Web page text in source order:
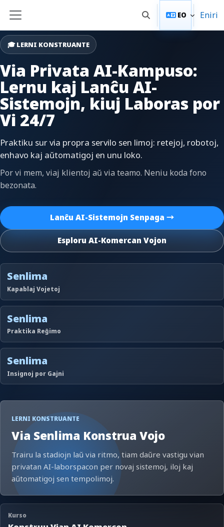
Side panel Baskuligi serĉenigon
EO Eniri
🎓 LERNI KONSTRUANTE
Via Privata AI-Kampuso:
Lernu kaj Lanĉu AI-
Sistemojn, kiuj Laboras por
Vi 24/7
Praktiku sur via propra servilo sen limoj: retejoj, robotoj,
enhavo kaj aŭtomatigoj en unu loko.
Por vi mem, viaj klientoj aŭ via teamo. Neniu koda fono
bezonata.
Lanĉu AI-Sistemojn Senpaga →
Esploru AI-Komercan Vojon
Senlima
Kapablaj Vojetoj
Senlima
Praktika Reĝimo
Senlima
Insignoj por Gajni
LERNI KONSTRUANTE
Via Senlima Konstrua Vojo
Trairu la stadiojn laŭ via ritmo, tiam daŭre vastigu vian
privatan AI-laborspacon per novaj sistemoj, iloj kaj
aŭtomatigoj sen tempolimoj.
Kurso